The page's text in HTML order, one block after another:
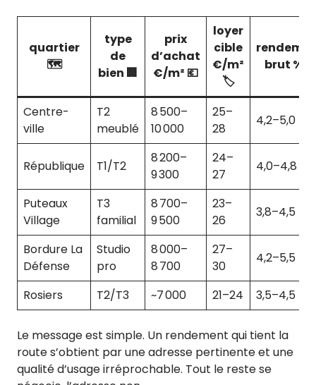
quartier
🗺️
type
de
bien 🏢
prix
d’achat
€/m² 💶
loyer
cible
€/m²
🏷️
brut % 📈
Centre-
ville
T2
meublé
8 500–
10 000
25–
28
4,2–5,0
République T1/T2
8 200–
9 300
24–
27
4,0–4,8
Puteaux
Village
T3
familial
8 700–
9 500
23–
26
3,8–4,5
Bordure La
Défense
Studio
pro
8 000–
8 700
27–
30
4,2–5,5
Rosiers T2/T3 ~7 000 21–24 3,5–4,5
Le message est simple. Un rendement qui tient la
route s’obtient par une adresse pertinente et une
qualité d’usage irréprochable. Tout le reste se